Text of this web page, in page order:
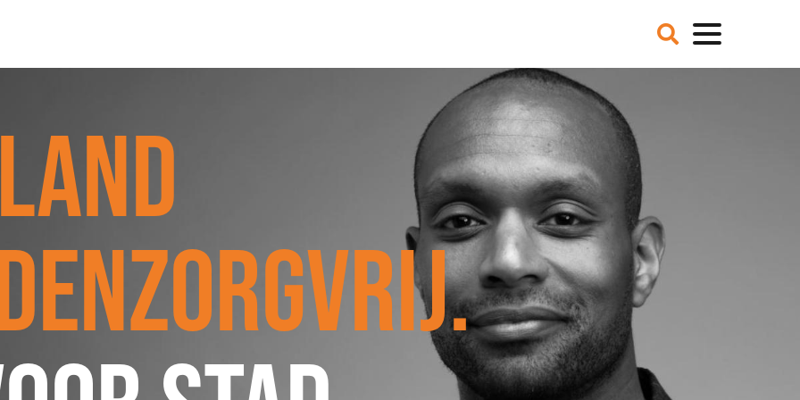
JONGEREN PERSPECTIEF FONDS
OVER ROOD
PLINKR NAZORG
DOORBRAAKMETHODE
COLLECTIEF SCHULDREGELEN
DE VOORZIENINGENWIJZER
VISIE EN MISSIE
HET TEAM
ONZE PARTNERS
VACATURES
IN DE MEDIA
OVER NCFG
NIEUWS
BLOGS